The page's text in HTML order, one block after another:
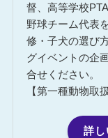
督、高等学校
野球チーム代表
修・子犬の選び
グイベントの企
合せください。
【第一種動物取
詳し